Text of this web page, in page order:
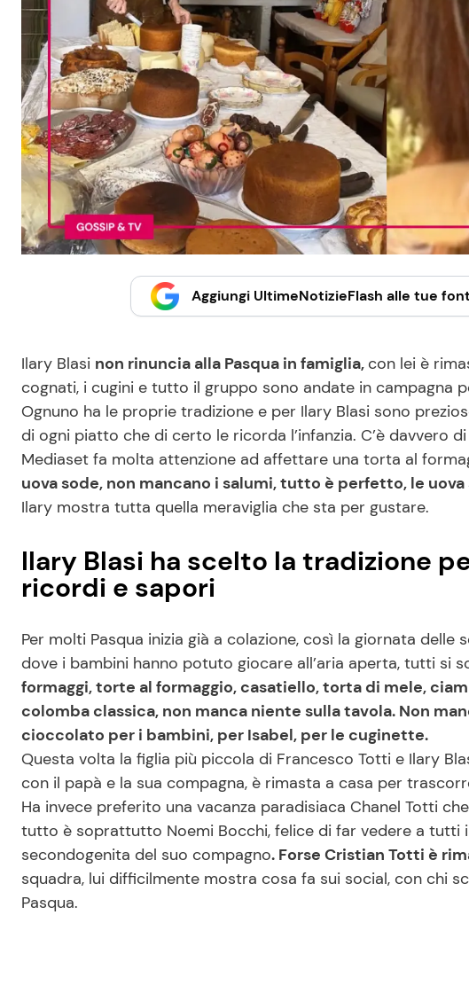
Aggiungi UltimeNotizieFlash alle tue
Ilary Blasi non rinuncia alla Pasqua in famiglia, con lei è
cognati, i cugini e tutto il gruppo sono andate in campagna
Ognuno ha le proprie tradizione e per Ilary Blasi sono
di ogni piatto che di certo le ricorda l’infanzia. C’è davvero
Mediaset fa molta attenzione ad affettare una torta al
uova sode, non mancano i salumi, tutto è perfetto, le
Ilary mostra tutta quella meraviglia che sta per gustare.
Ilary Blasi ha scelto la tradizione
ricordi e sapori
Per molti Pasqua inizia già a colazione, così la giornata delle
dove i bambini hanno potuto giocare all’aria aperta, tutti si
formaggi, torte al formaggio, casatiello, torta di mele,
colomba classica, non manca niente sulla tavola. Non
cioccolato per i bambini, per Isabel, per le cuginette.
Questa volta la figlia più piccola di Francesco Totti e Ilary
con il papà e la sua compagna, è rimasta a casa per
Ha invece preferito una vacanza paradisiaca Chanel Totti
tutto è soprattutto Noemi Bocchi, felice di far vedere a tutti
secondogenita del suo compagno. Forse Cristian Totti è
squadra, lui difficilmente mostra cosa fa sui social, con chi
Pasqua.